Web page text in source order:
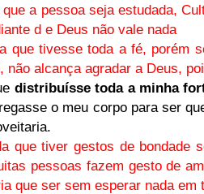
que a pessoa seja estudada,
d e Deus não vale nada
que tivesse toda a fé, porém
não alcança agradar a Deus,
distribuísse toda a minha
o meu corpo para ser
que tiver gestos de bondade
pessoas fazem gesto de
que ser sem esperar nada em